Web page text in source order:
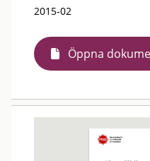
2015-02
Öppna